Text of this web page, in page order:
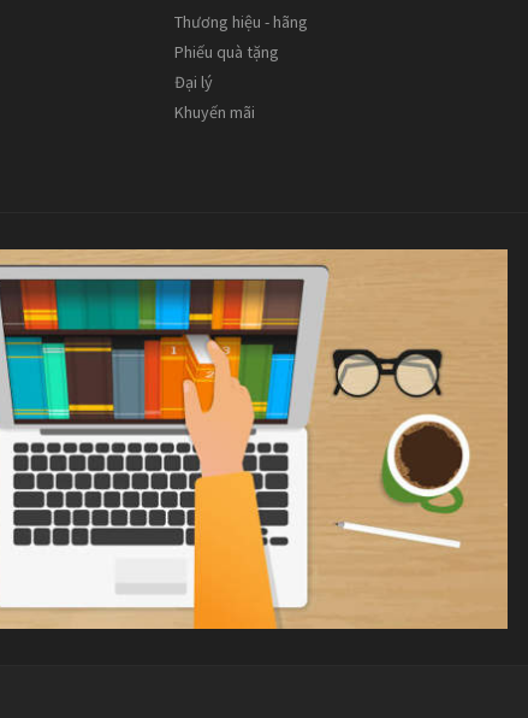
Thương hiệu - hãng
Phiếu quà tặng
Đại lý
Khuyến mãi